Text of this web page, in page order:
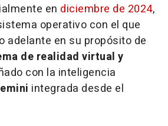
en diciembre de 2024,
operativo con el que
adelante en su propósito de
de realidad virtual y
con la inteligencia
integrada desde el